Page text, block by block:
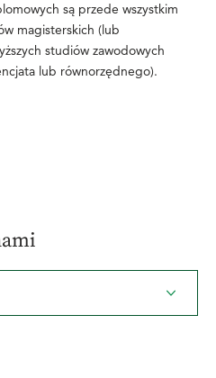
są przede wszystkim
magisterskich (lub
studiów zawodowych
lub równorzędnego).